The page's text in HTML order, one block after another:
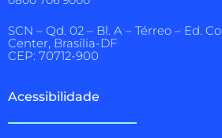
SCN – Qd. 02 – Bl. A – Térreo – Ed.
Center, Brasília-DF
CEP: 70712-900
Acessibilidade